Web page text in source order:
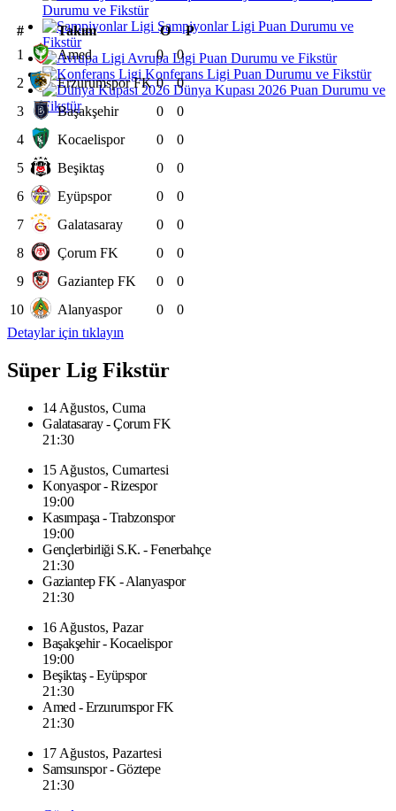
Durumu ve Fikstür
Şampiyonlar Ligi Puan Durumu ve
Fikstür
Avrupa Ligi Puan Durumu ve Fikstür
Konferans Ligi Puan Durumu ve Fikstür
Dünya Kupası 2026 Puan Durumu ve
Fikstür
# Takım O
P
1
Amed 0
0
2
Erzurumspor FK 0
0
3
Başakşehir 0
0
4
Kocaelispor 0
0
5
Beşiktaş 0
0
6
Eyüpspor 0
0
7
Galatasaray 0
0
8
Çorum FK 0
0
9
Gaziantep FK 0
0
10
Alanyaspor 0
0
Detaylar için tıklayın
Süper Lig Fikstür
14 Ağustos, Cuma
Galatasaray - Çorum FK
21:30
15 Ağustos, Cumartesi
Konyaspor - Rizespor
19:00
Kasımpaşa - Trabzonspor
19:00
Gençlerbirliği S.K. - Fenerbahçe
21:30
Gaziantep FK - Alanyaspor
21:30
16 Ağustos, Pazar
Başakşehir - Kocaelispor
19:00
Beşiktaş - Eyüpspor
21:30
Amed - Erzurumspor FK
21:30
17 Ağustos, Pazartesi
Samsunspor - Göztepe
21:30